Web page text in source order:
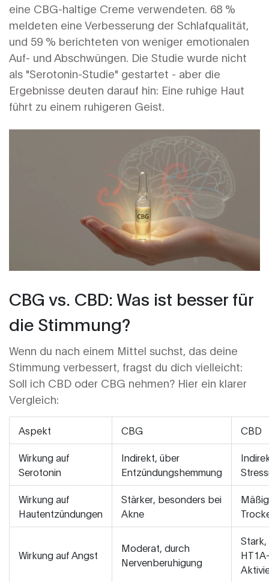
eine CBG-haltige Creme verwendeten. 68 %
meldeten eine Verbesserung der Schlafqualität,
und 59 % berichteten von weniger emotionalen
Auf- und Abschwüngen. Die Studie wurde nicht
als "Serotonin-Studie" gestartet - aber die
Ergebnisse deuten darauf hin: Eine ruhige Haut
führt zu einem ruhigeren Geist.
CBG vs. CBD: Was ist besser für
die Stimmung?
Wenn du nach einem Mittel suchst, das deine
Stimmung verbessert, fragst du dich vielleicht:
Soll ich CBD oder CBG nehmen? Hier ein klarer
Vergleich:
Aspekt CBG CBD
Wirkung auf
Serotonin
Indirekt, über
Entzündungshemmung
Wirkung auf
Hautentzündungen
Stärker, besonders bei
Akne
Wirkung auf Angst
Moderat, durch
Nervenberuhigung
HT1A-